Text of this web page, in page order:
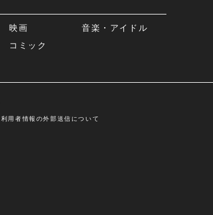
映画
音楽・アイドル
コミック
利用者情報の外部送信について